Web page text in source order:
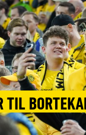
TIL